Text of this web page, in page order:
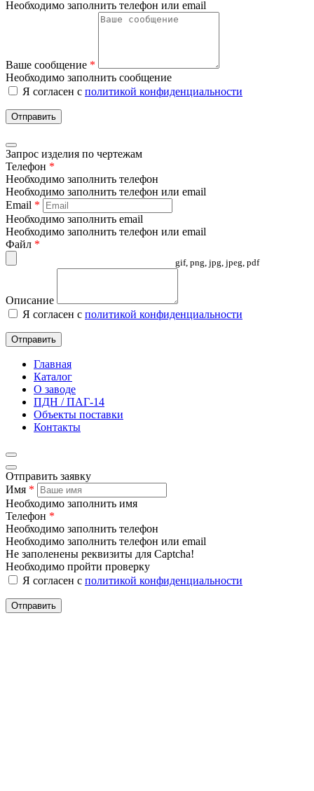
Необходимо заполнить телефон или email
Ваше сообщение *
Необходимо заполнить сообщение
Я согласен с политикой конфиденциальности
Отправить
Запрос изделия по чертежам
Телефон *
Необходимо заполнить телефон
Необходимо заполнить телефон или email
Email *
Необходимо заполнить email
Необходимо заполнить телефон или email
Файл *
gif, png, jpg, jpeg, pdf
Описание
Я согласен с политикой конфиденциальности
Отправить
Главная
Каталог
О заводе
ПДН / ПАГ-14
Объекты поставки
Контакты
Отправить заявку
Имя *
Необходимо заполнить имя
Телефон *
Необходимо заполнить телефон
Необходимо заполнить телефон или email
Не заполенены реквизиты для Captcha!
Необходимо пройти проверку
Я согласен с политикой конфиденциальности
Отправить